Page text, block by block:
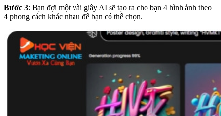
Bước 3: Bạn đợi một vài giây AI sẽ tạo ra cho bạn 4 hình ảnh theo
4 phong cách khác nhau để bạn có thể chọn.